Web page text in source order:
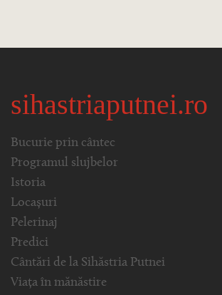
sihastriaputnei.ro
Bucurie prin cântec
Programul slujbelor
Istoria
Locașuri
Pelerinaj
Predici
Cântări de la Sihăstria Putnei
Viața în mănăstire